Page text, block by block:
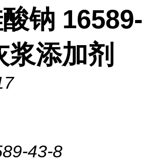
钠 16589-
浆添加剂
43-8